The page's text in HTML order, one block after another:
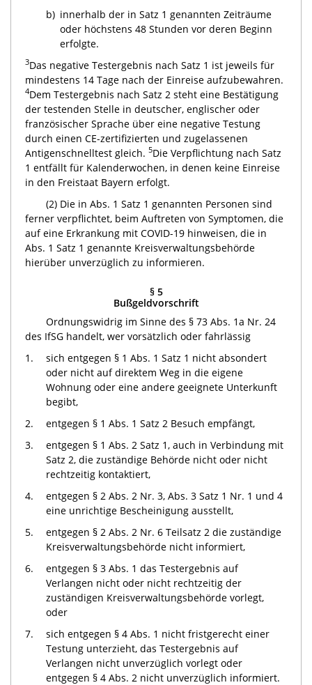
b) innerhalb der in Satz 1 genannten Zeiträume
oder höchstens 48 Stunden vor deren Beginn
erfolgte.
3Das negative Testergebnis nach Satz 1 ist jeweils für
mindestens 14 Tage nach der Einreise aufzubewahren.
4Dem Testergebnis nach Satz 2 steht eine Bestätigung
der testenden Stelle in deutscher, englischer oder
französischer Sprache über eine negative Testung
durch einen CE-zertifizierten und zugelassenen
Antigenschnelltest gleich. 5Die Verpflichtung nach Satz
1 entfällt für Kalenderwochen, in denen keine Einreise
in den Freistaat Bayern erfolgt.
(2) Die in Abs. 1 Satz 1 genannten Personen sind
ferner verpflichtet, beim Auftreten von Symptomen, die
auf eine Erkrankung mit COVID-19 hinweisen, die in
Abs. 1 Satz 1 genannte Kreisverwaltungsbehörde
hierüber unverzüglich zu informieren.
§ 5
Bußgeldvorschrift
Ordnungswidrig im Sinne des § 73 Abs. 1a Nr. 24
des IfSG handelt, wer vorsätzlich oder fahrlässig
1.
sich entgegen § 1 Abs. 1 Satz 1 nicht absondert
oder nicht auf direktem Weg in die eigene
Wohnung oder eine andere geeignete Unterkunft
begibt,
2.
entgegen § 1 Abs. 1 Satz 2 Besuch empfängt,
3.
entgegen § 1 Abs. 2 Satz 1, auch in Verbindung mit
Satz 2, die zuständige Behörde nicht oder nicht
rechtzeitig kontaktiert,
4.
entgegen § 2 Abs. 2 Nr. 3, Abs. 3 Satz 1 Nr. 1 und 4
eine unrichtige Bescheinigung ausstellt,
5.
entgegen § 2 Abs. 2 Nr. 6 Teilsatz 2 die zuständige
Kreisverwaltungsbehörde nicht informiert,
6.
entgegen § 3 Abs. 1 das Testergebnis auf
Verlangen nicht oder nicht rechtzeitig der
zuständigen Kreisverwaltungsbehörde vorlegt,
oder
7.
sich entgegen § 4 Abs. 1 nicht fristgerecht einer
Testung unterzieht, das Testergebnis auf
Verlangen nicht unverzüglich vorlegt oder
entgegen § 4 Abs. 2 nicht unverzüglich informiert.